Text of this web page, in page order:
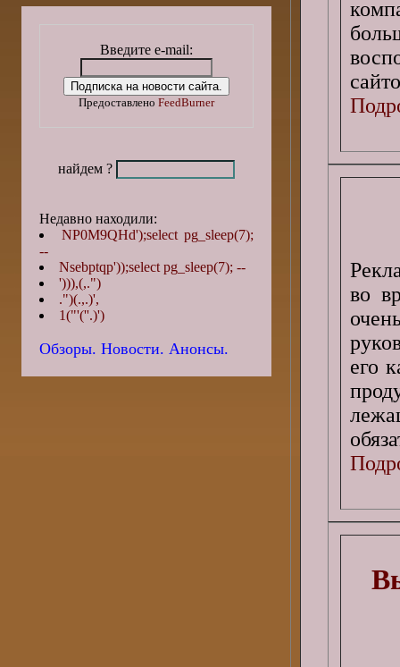
во
его
Введите e-mail:
Предоставлено FeedBurner
найдем ?
Недавно находили:
NP0M9QHd');select pg_sleep(7);
--
Nsebptqp'));select pg_sleep(7); --
'))),(,.")
.")(.,.)',
1("'(''.)')
Обзоры. Новости. Анонсы.